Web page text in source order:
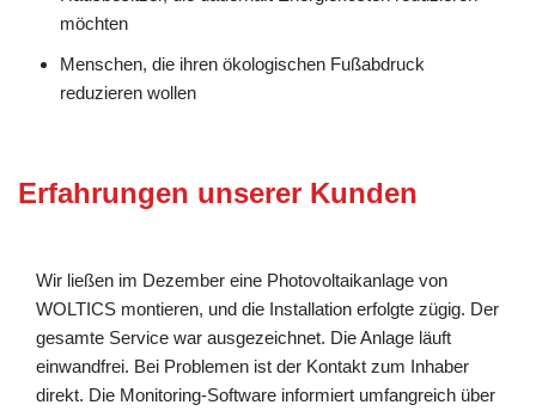
möchten
Menschen, die ihren ökologischen Fußabdruck
reduzieren wollen
Erfahrungen unserer Kunden
Wir ließen im Dezember eine Photovoltaikanlage von
WOLTICS montieren, und die Installation erfolgte zügig. Der
gesamte Service war ausgezeichnet. Die Anlage läuft
einwandfrei. Bei Problemen ist der Kontakt zum Inhaber
direkt. Die Monitoring-Software informiert umfangreich über